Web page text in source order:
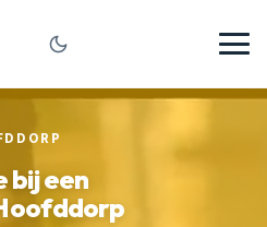
bij een